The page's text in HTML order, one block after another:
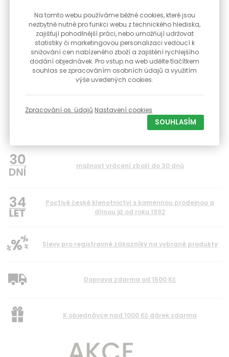
Napájení z baterie
Pouzdro z nerezové oceli - barva růžové zlato (PVD rose gold)
Řemínky: 1 x kožený řemínek (černý), 1 x silikonový (černý)
Řemínky je možné díky speciální konstrukci měnit jednoduše
bez jakéhokoliv nářadí
Safírové sklíčko odolné proti poškrábání s antireflexní úpravou
Datum
Průměr pouzdra 39 mm
Součástí je luxusní krabička, záruční list a návod
možnost vrácení zboží do 30 dnů
34
Poctivé české klenotnictví s kamennou prodejnou a
dílnou již od roku 1992
Slevy pro registravné zákazníky na vybrané produkty
Doprava zdarma od 1500 Kč
K objednávce nad 1000 Kč dárek zdarma
Na tomto webu používáme běžné cookies, které jsou
nezbytně nutné pro funkci webu z technického hlediska,
zajišťují pohodlnější práci, nebo umožňují udržovat
statistiky či marketingovou personalizaci vedoucí k
snižování cen nabízeného zboží a zajištění rychlejšího
dodání objednávek. Pro vstup na web udělte tlačítkem
souhlas se zpracováním osobních údajů a využitím
výše uvedených cookies.
Zpracování os. údajů Nastavení cookies
SOUHLASÍM